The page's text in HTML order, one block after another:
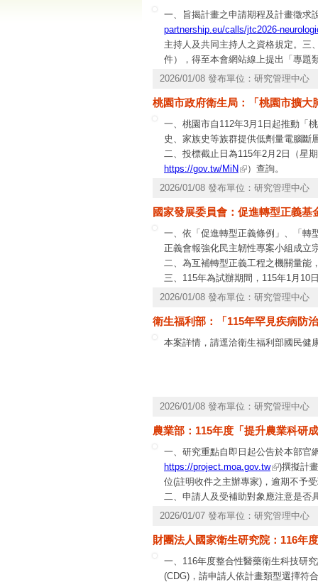
一、旨揭計畫之申請期程及計畫徵求
partnership.eu/calls/jtc2026-
主持人及共同主持人之資格規定。三
件），得至本會網站線上提出「專題
度執行本會「雙邊協議國際合作計畫
2737－7695。
2026/01/08 發布單位：研究管理中心
桃園市政府衛生局：「桃園市擴大
一、桃園市自112年3月1日起推動「
史、家族史等族群提供低劑量電腦斷
二、投標截止日為115年2月2日（星
https://gov.tw/MiN
）查詢。
2026/01/08 發布單位：研究管理中心
國家發展委員會：促進轉型正義
一、依「促進轉型正義條例」、「轉
正義會報強化民主韌性專案小組成立
二、為互補轉型正義工程之機關量能
三、115年為試辦期間，115年1月10
受理收件申請3次，並依收件情形辦
89953965、電子郵件：
2026/01/08 發布單位：研究管理中心
衛生福利部：「115年罕見疾病防
本案詳情，請逕洽衛生福利部國民健
2026/01/08 發布單位：研究管理中心
農業部：115年度「提升農業科研
一、研究重點自即日起公告於本部官
https://project.moa.gov.tw
)撰擬計
位(註明收件之主辦專家)，逾期不予
二、申請人及受補助對象應注意是否
同法各項有關規定辦理。
2項公職人員及關係人身分關係揭露
於本部官網公職人員利益衝突迴避法
動公開前開揭露表件，以供公眾線上
2026/01/07 發布單位：研究管理中心
財團法人國家衛生研究院：116年
一、116年度整合性醫藥衛生科技研
(CDG)，請申請人依計畫類型選擇符